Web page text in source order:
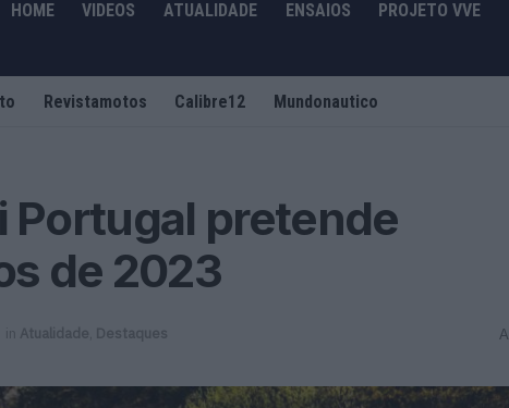
HOME VIDEOS ATUALIDADE ENSAIOS PROJETO VVE
Revistamotos Calibre12 Mundonautico
Portugal pretende
de 2023
in Atualidade Destaques A